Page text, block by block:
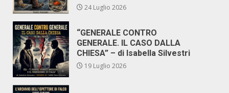
24 Luglio 2026
“GENERALE CONTRO
GENERALE. IL CASO DALLA
CHIESA” – di Isabella Silvestri
19 Luglio 2026